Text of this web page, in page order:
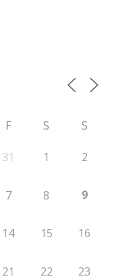
F S S
31 1 2
7 8 9
14 15 16
21 22 23